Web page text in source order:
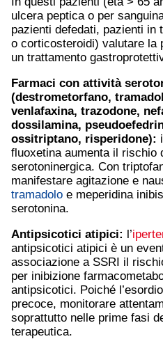
ulcera peptica o per
pazienti defedati, pazienti in
o corticosteroidi) valutare la
un trattamento
Farmaci con attività
(destrometorfano,
venlafaxina, trazodone,
dossilamina,
ossitriptano, risperidone):
fluoxetina aumenta il rischio
serotoninergica. Con
manifestare agitazione e
tramadolo e meperidina
serotonina.
Antipsicotici atipici: l’
antipsicotici atipici è un
associazione a SSRI il
per inibizione
antipsicotici. Poiché l’esordio
precoce, monitorare
soprattutto nelle prime fasi
terapeutica.